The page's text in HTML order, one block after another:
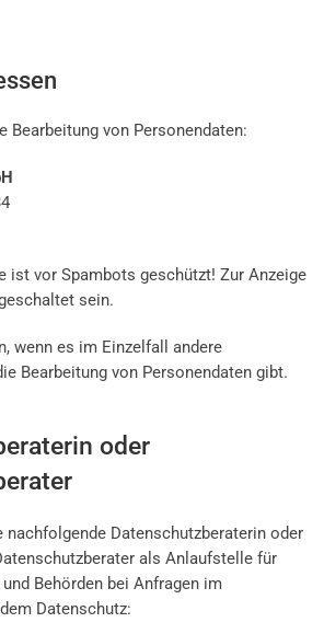
Bearbeitung von Personendaten:
ist vor Spambots geschützt! Zur Anzeige
sein.
wenn es im Einzelfall andere
Bearbeitung von Personendaten gibt.
oder
nachfolgende Datenschutzberaterin oder
als Anlaufstelle für
Behörden bei Anfragen im
Datenschutz: